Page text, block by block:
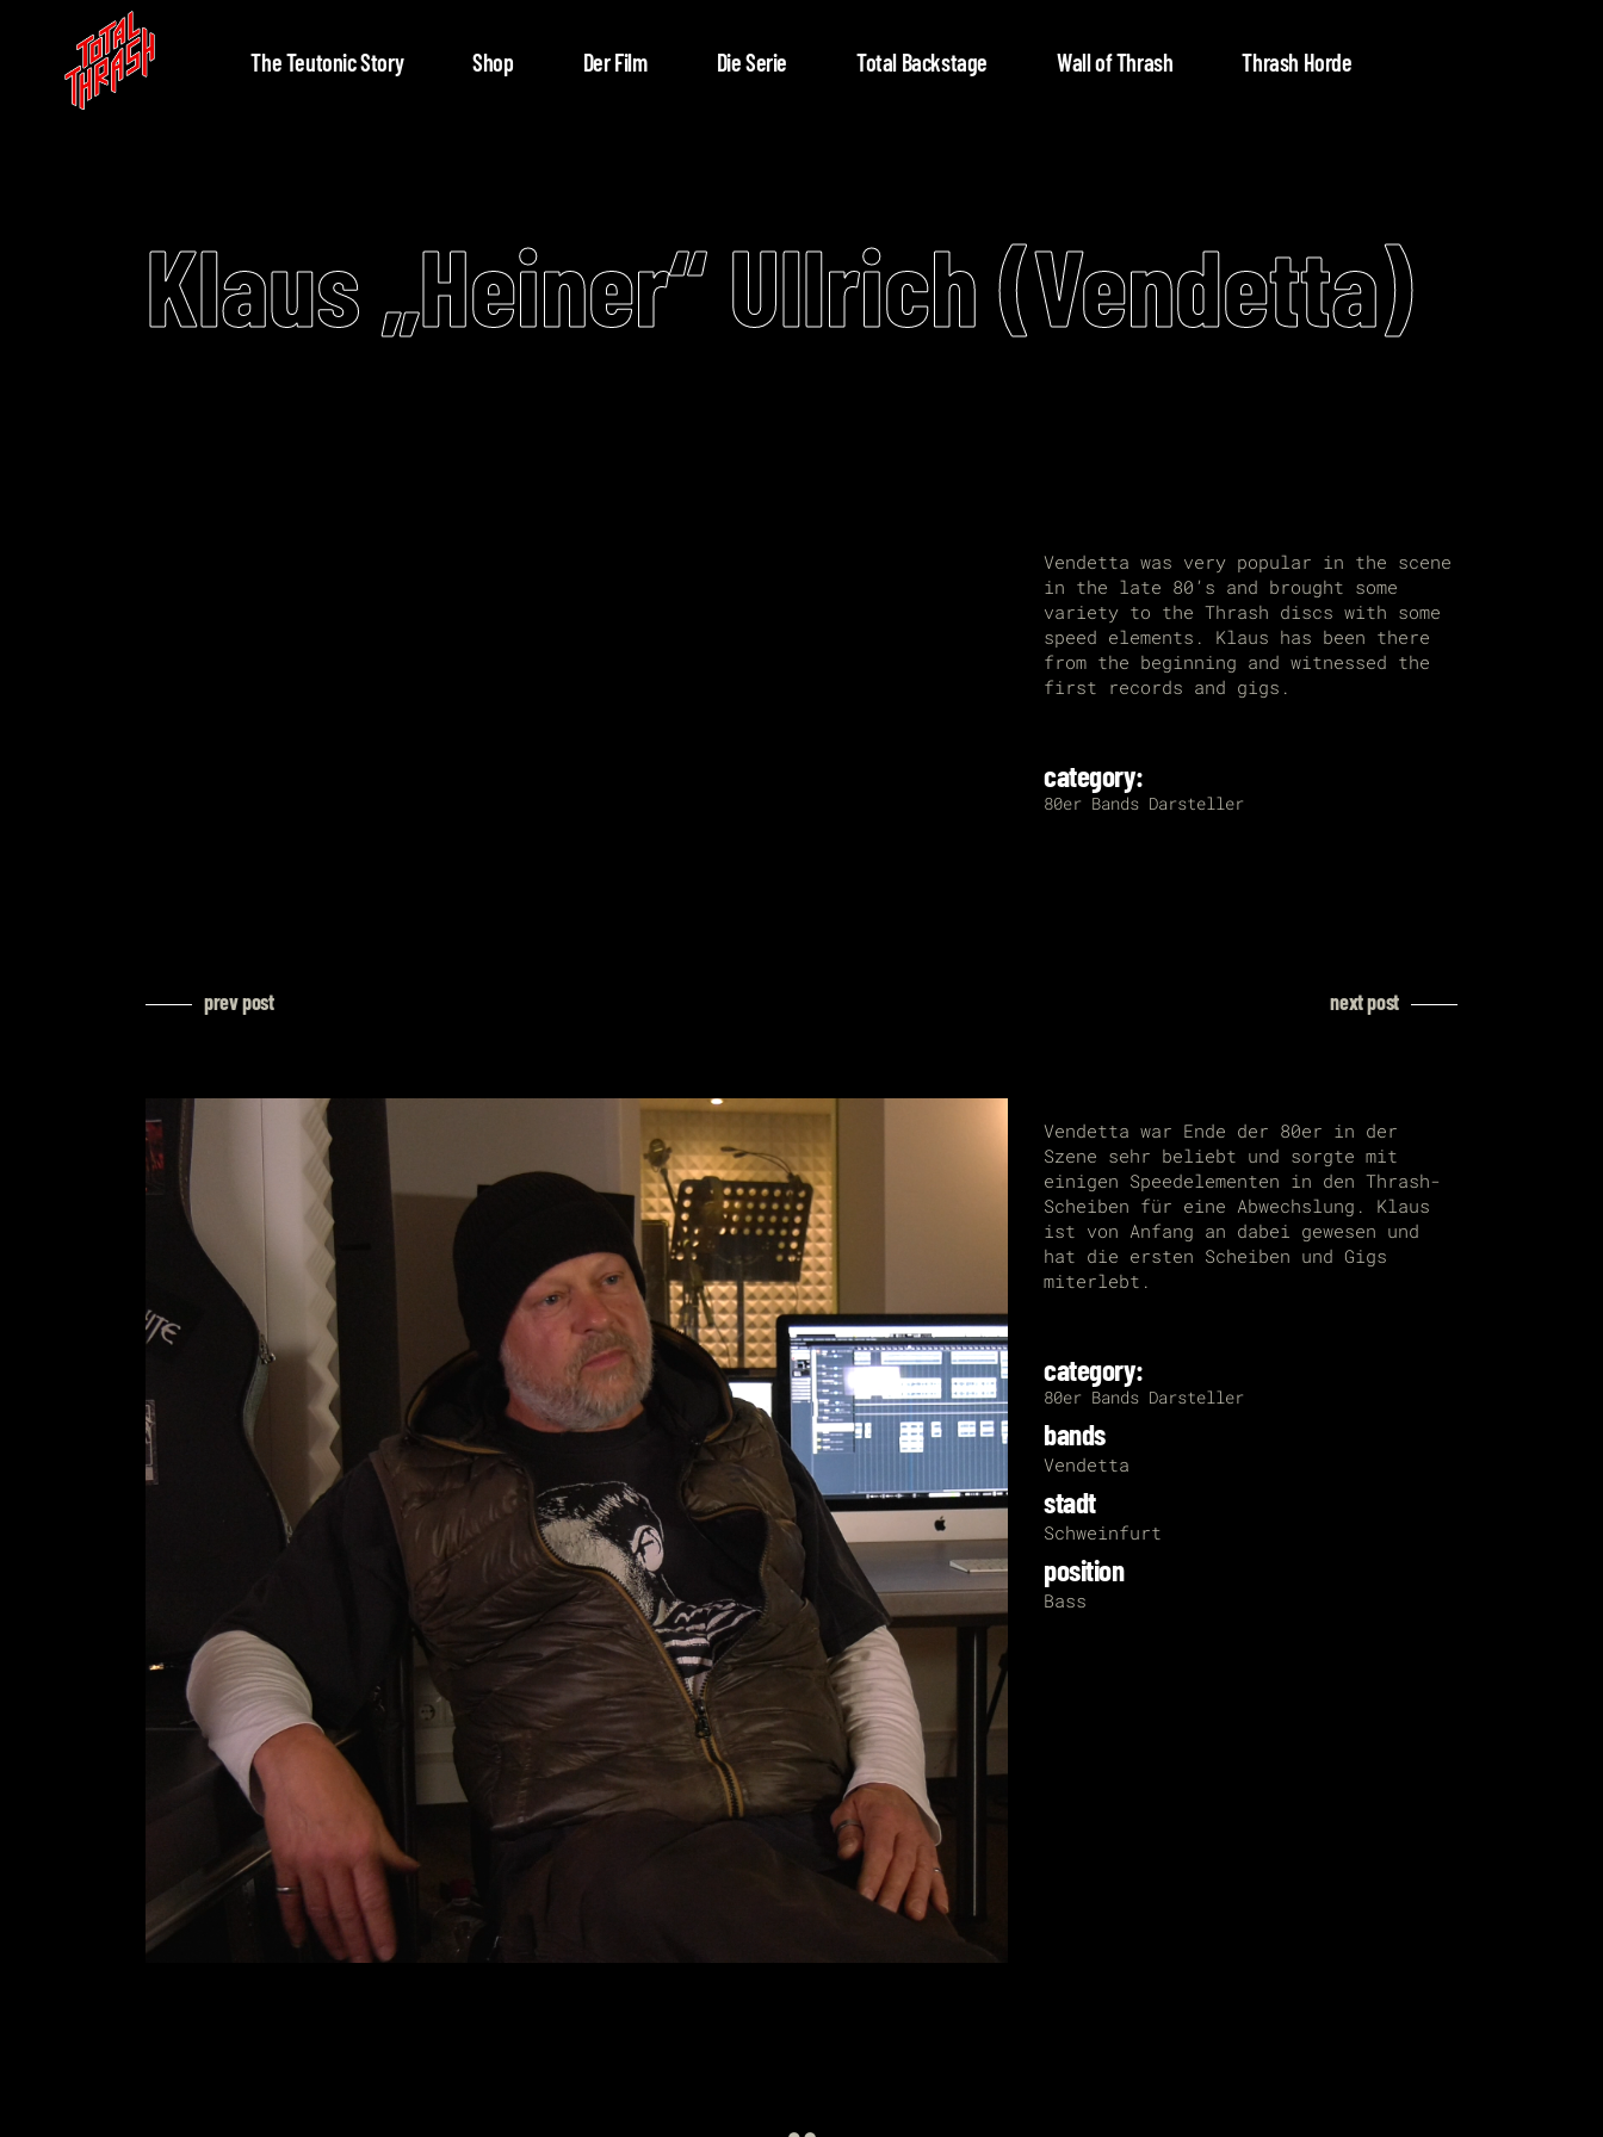
The Teutonic Story Shop Der Film Die Serie Total Backstage Wall of Thrash Thrash Horde
Klaus „Heiner“ Ullrich (Vendetta)
Vendetta was very popular in the scene
in the late 80’s and brought some
variety to the Thrash discs with some
speed elements. Klaus has been there
from the beginning and witnessed the
first records and gigs.
category:
80er Bands Darsteller
prev post next post
Vendetta war Ende der 80er in der
Szene sehr beliebt und sorgte mit
einigen Speedelementen in den Thrash-
Scheiben für eine Abwechslung. Klaus
ist von Anfang an dabei gewesen und
hat die ersten Scheiben und Gigs
miterlebt.
category:
80er Bands Darsteller
bands
Vendetta
stadt
Schweinfurt
position
Bass